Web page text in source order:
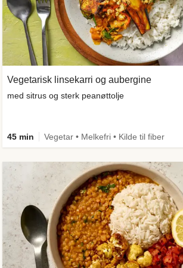
Vegetarisk linsekarri og aubergine
med sitrus og sterk peanøttolje
45 min Vegetar • Melkefri • Kilde til fiber